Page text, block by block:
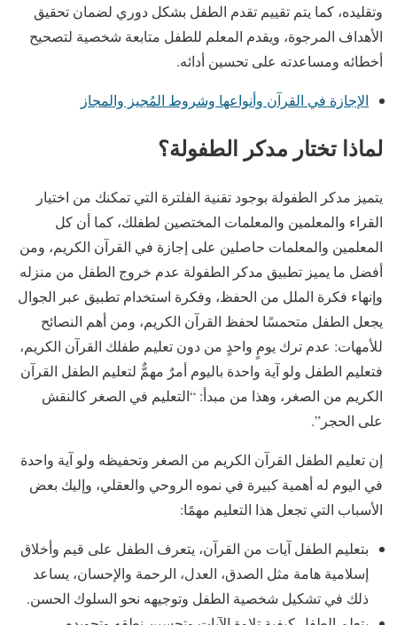
وتقليده، كما يتم تقييم تقدم الطفل بشكل دوري لضمان تحقيق
الأهداف المرجوة، ويقدم المعلم للطفل متابعة شخصية لتصحيح
أخطائه ومساعدته على تحسين أدائه.
الإجازة في القرآن وأنواعها وشروط المُجيز والمجاز
لماذا تختار مدكر الطفولة؟
يتميز مدكر الطفولة بوجود تقنية الفلترة التي تمكنك من اختيار
القراء والمعلمين والمعلمات المختصين لطفلك، كما أن كل
المعلمين والمعلمات حاصلين على إجازة في القرآن الكريم، ومن
أفضل ما يميز تطبيق مدكر الطفولة عدم خروج الطفل من منزله
وإنهاء فكرة الملل من الحفظ، وفكرة استخدام تطبيق عبر الجوال
يجعل الطفل متحمسًا لحفظ القرآن الكريم، ومن أهم النصائح
للأمهات: عدم ترك يومٍ واحدٍ من دون تعليم طفلك القرآن الكريم،
فتعليم الطفل ولو آية واحدة باليوم أمرٌ مهمٌّ لتعليم الطفل القرآن
الكريم من الصغر، وهذا من مبدأ: “التعليم في الصغر كالنقش
على الحجر”.
إن تعليم الطفل القرآن الكريم من الصغر وتحفيظه ولو آية واحدة
في اليوم له أهمية كبيرة في نموه الروحي والعقلي، وإليك بعض
الأسباب التي تجعل هذا التعليم مهمًا:
بتعليم الطفل آيات من القرآن، يتعرف الطفل على قيم وأخلاق
إسلامية هامة مثل الصدق، العدل، الرحمة والإحسان، يساعد
ذلك في تشكيل شخصية الطفل وتوجيهه نحو السلوك الحسن.